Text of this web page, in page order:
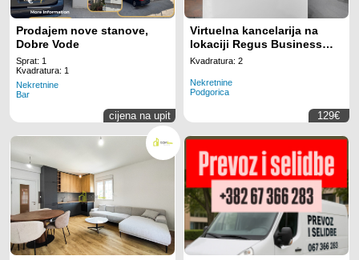
Prodajem nove stanove,
Dobre Vode
Sprat: 1
Kvadratura: 1
Nekretnine
Bar
cijena na upit
Virtuelna kancelarija na
lokaciji Regus Business
Tower Montenegro
Kvadratura: 2
Nekretnine
Podgorica
129€